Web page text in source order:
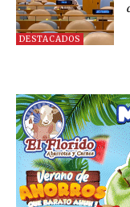
DESTACADOS